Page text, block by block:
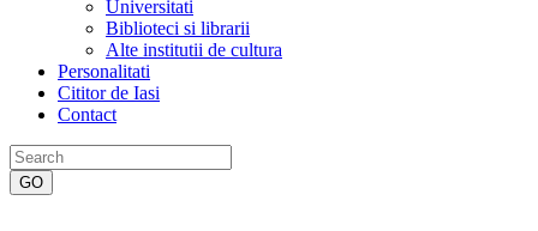
Universitati
Biblioteci si librarii
Alte institutii de cultura
Personalitati
Cititor de Iasi
Contact